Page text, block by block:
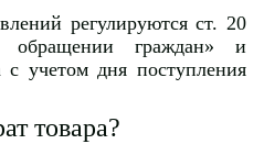
регулируются ст. 20
граждан» и
учетом дня поступления
товара?